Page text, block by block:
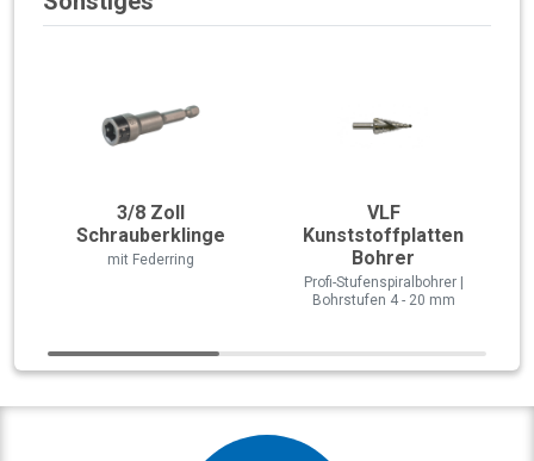
3/8 Zoll
Schrauberklinge
mit Federring
VLF
Kunststoffplatten
Bohrer
Profi-Stufenspiralbohrer |
Bohrstufen 4 - 20 mm